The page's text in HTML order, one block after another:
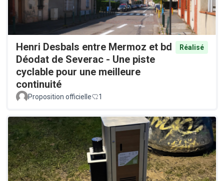
Henri Desbals entre Mermoz et bd
Déodat de Severac - Une piste
cyclable pour une meilleure
continuité
Réalisé
Proposition officielle 1